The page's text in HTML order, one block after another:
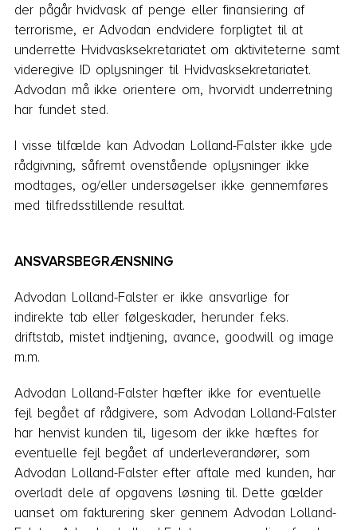
der pågår hvidvask af penge eller finansiering af
terrorisme, er Advodan endvidere forpligtet til at
underrette Hvidvasksekretariatet om aktiviteterne samt
videregive ID oplysninger til Hvidvasksekretariatet.
Advodan må ikke orientere om, hvorvidt underretning
har fundet sted.
I visse tilfælde kan Advodan Lolland-Falster ikke yde
rådgivning, såfremt ovenstående oplysninger ikke
modtages, og/eller undersøgelser ikke gennemføres
med tilfredsstillende resultat.
ANSVARSBEGRÆNSNING
Advodan Lolland-Falster er ikke ansvarlige for
indirekte tab eller følgeskader, herunder f.eks.
driftstab, mistet indtjening, avance, goodwill og image
m.m.
Advodan Lolland-Falster hæfter ikke for eventuelle
fejl begået af rådgivere, som Advodan Lolland-Falster
har henvist kunden til, ligesom der ikke hæftes for
eventuelle fejl begået af underleverandører, som
Advodan Lolland-Falster efter aftale med kunden, har
overladt dele af opgavens løsning til. Dette gælder
uanset om fakturering sker gennem Advodan Lolland-